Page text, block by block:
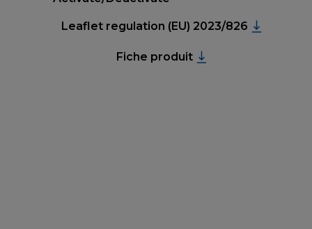
Leaflet regulation (EU) 2023/826
Fiche produit